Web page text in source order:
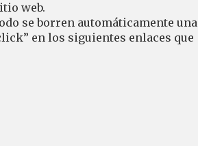
web.
se borren automáticamente una
en los siguientes enlaces que